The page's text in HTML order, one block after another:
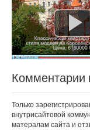
Комментарии
Только
внутрисайтовой
матералам сайта и